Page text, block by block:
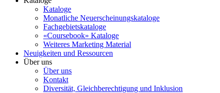
Kataloge
Monatliche Neuerscheinungskataloge
Fachgebietskataloge
«Coursebook» Kataloge
Weiteres Marketing Material
Neuigkeiten und Ressourcen
Über uns
Über uns
Kontakt
Diversität, Gleichberechtigung und Inklusion